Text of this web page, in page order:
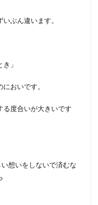
ぶん違います。
」
おいです。
る度合いが大きいです
想いをしないで済むな